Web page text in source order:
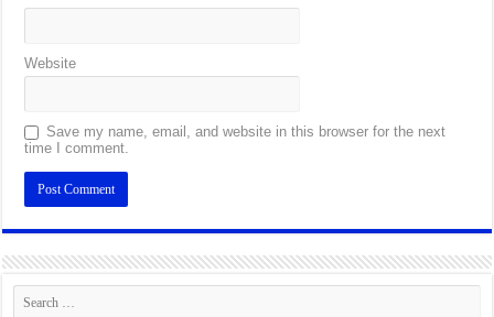
Website
Save my name, email, and website in this browser for the next
time I comment.
Alternative: